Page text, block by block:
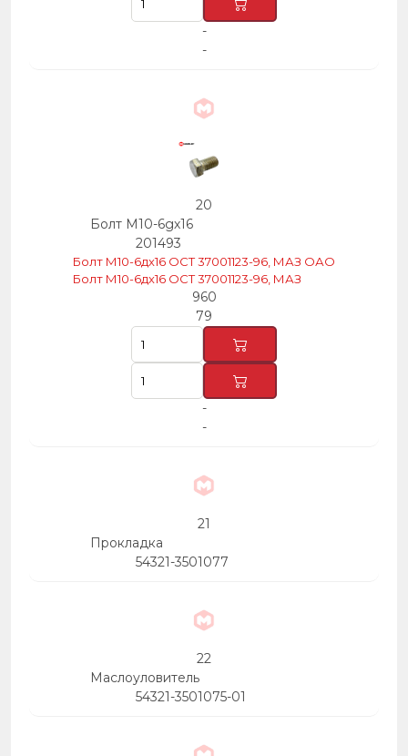
-
-
20
Болт М10-6gх16
201493
Болт М10-6дх16 ОСТ 37001123-96, МАЗ ОАО
Болт М10-6дх16 ОСТ 37001123-96, МАЗ
960
79
-
-
21
Прокладка
54321-3501077
22
Маслоуловитель
54321-3501075-01